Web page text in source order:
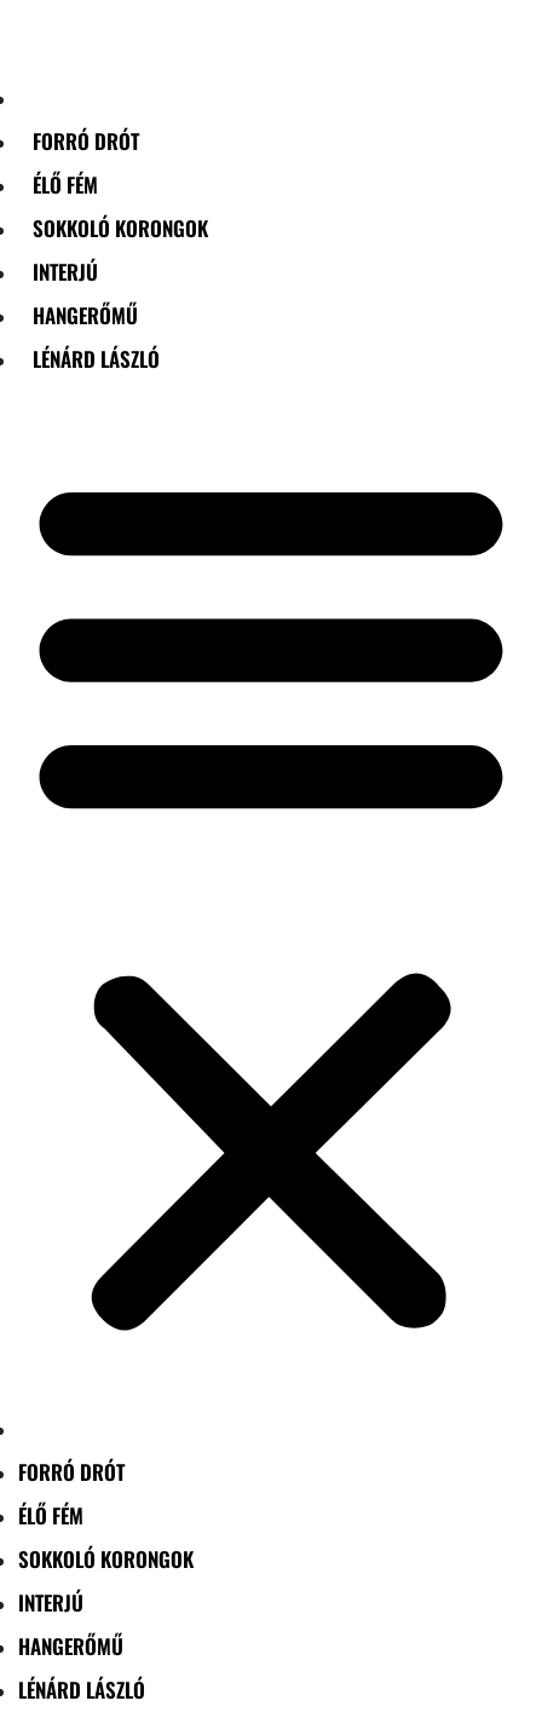
FORRÓ DRÓT
ÉLŐ FÉM
SOKKOLÓ KORONGOK
INTERJÚ
HANGERŐMŰ
LÉNÁRD LÁSZLÓ
FORRÓ DRÓT
ÉLŐ FÉM
SOKKOLÓ KORONGOK
INTERJÚ
HANGERŐMŰ
LÉNÁRD LÁSZLÓ